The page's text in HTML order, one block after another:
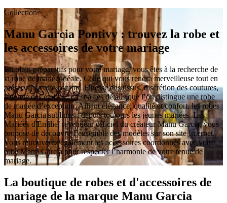
Collection
Manu Garcia Pontivy : trouvez la robe et
les accessoires de votre mariage
En plein préparatifs pour votre mariage, vous êtes à la recherche de
la robe de mariée idéale. Celle qui vous rendra merveilleuse tout en
préservant votre confort. Finesse des tissus, discrétion des coutures,
légèreté des étoffes : c’est à ces détails que l’on distingue une robe
de mariée d’exception. Alliant élégance, qualité et confort, les robes
Manu Garcia subliment depuis toujours les jeunes mariées. Les
Mariées d'Emilie, revendeur officiel du créateur Manu Garcia, vous
propose de découvrir l’ensemble des modèles sur son site Internet.
Vous retrouverez également les accessoires coordonnés avec votre
robe Manu Garcia pour respecter l’harmonie de votre tenue de
mariage.
La boutique de robes et d'accessoires de
mariage de la marque Manu Garcia